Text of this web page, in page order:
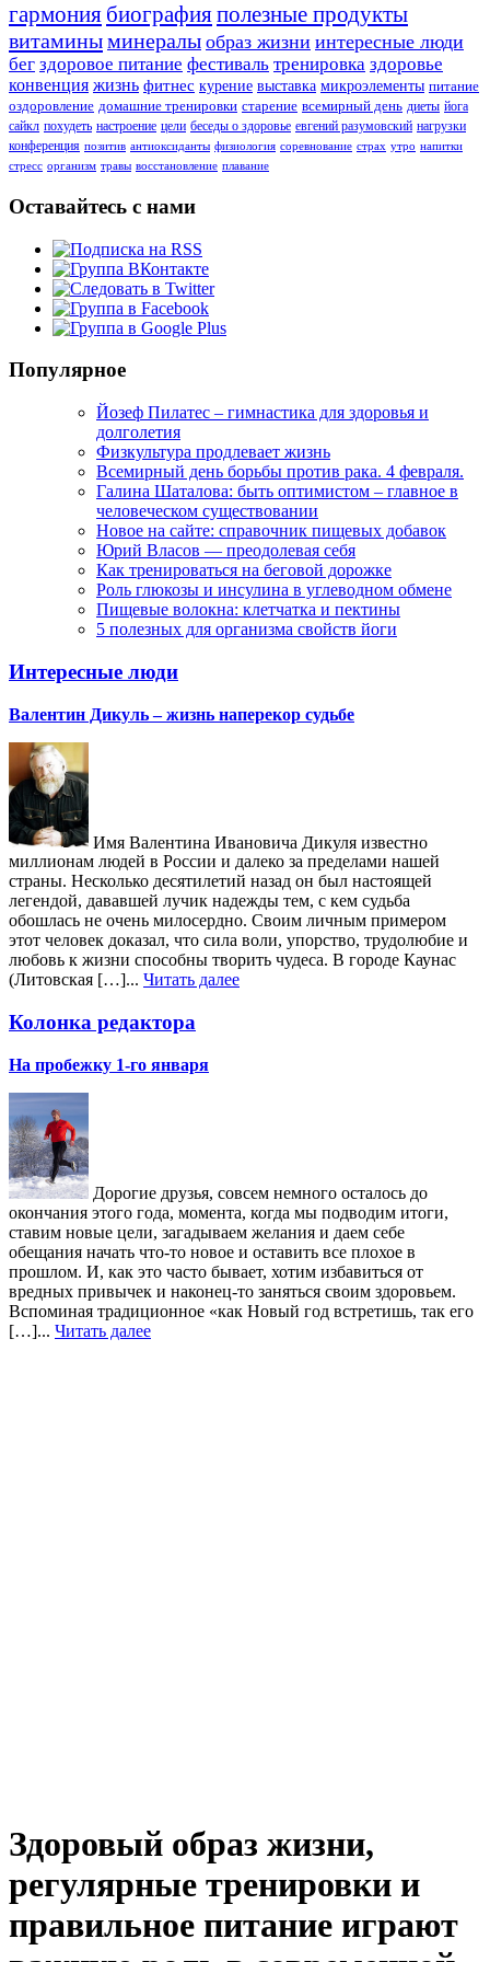
гармония биографияполезные продукты
витаминыминералы образ жизни интересные люди
бег здоровое питание фестиваль тренировка здоровье
конвенция жизнь фитнес курение выставка микроэлементы питание
оздоровление домашние тренировки старение всемирный день диеты йога
сайкл похудеть настроение цели беседы о здоровье евгений разумовский нагрузки
конференция позитив антиоксиданты физиология соревнование страх утро напитки
стресс организм травы восстановление плавание
Оставайтесь с нами
Популярное
Йозеф Пилатес – гимнастика для здоровья и
долголетия
Физкультура продлевает жизнь
Всемирный день борьбы против рака. 4 февраля.
Галина Шаталова: быть оптимистом – главное в
человеческом существовании
Новое на сайте: справочник пищевых добавок
Юрий Власов — преодолевая себя
Как тренироваться на беговой дорожке
Роль глюкозы и инсулина в углеводном обмене
Пищевые волокна: клетчатка и пектины
5 полезных для организма свойств йоги
Интересные люди
Валентин Дикуль – жизнь наперекор судьбе
Имя Валентина Ивановича Дикуля известно
миллионам людей в России и далеко за пределами нашей
страны. Несколько десятилетий назад он был настоящей
легендой, дававшей лучик надежды тем, с кем судьба
обошлась не очень милосердно. Своим личным примером
этот человек доказал, что сила воли, упорство, трудолюбие и
любовь к жизни способны творить чудеса. В городе Каунас
(Литовская […]... Читать далее
Колонка редактора
На пробежку 1-го января
Дорогие друзья, совсем немного осталось до
окончания этого года, момента, когда мы подводим итоги,
ставим новые цели, загадываем желания и даем себе
обещания начать что-то новое и оставить все плохое в
прошлом. И, как это часто бывает, хотим избавиться от
вредных привычек и наконец-то заняться своим здоровьем.
Вспоминая традиционное «как Новый год встретишь, так его
[…]... Читать далее
Здоровый образ жизни,
регулярные тренировки и
правильное питание играют